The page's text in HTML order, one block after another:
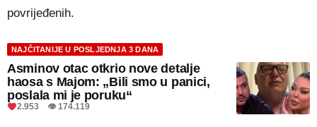
povrijeđenih.
NAJČITANIJE U POSLJEDNJA 3 DANA
Asminov otac otkrio nove detalje
haosa s Majom: „Bili smo u panici,
poslala mi je poruku“
2.953 👁 174.119